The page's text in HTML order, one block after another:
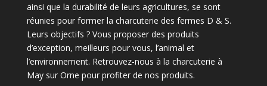
ainsi que la durabilité de leurs agricultures, se sont
réunies pour former la charcuterie des fermes D & S.
Leurs objectifs ? Vous proposer des produits
d’exception, meilleurs pour vous, l’animal et
l’environnement. Retrouvez-nous à la charcuterie à
May sur Orne pour profiter de nos produits.